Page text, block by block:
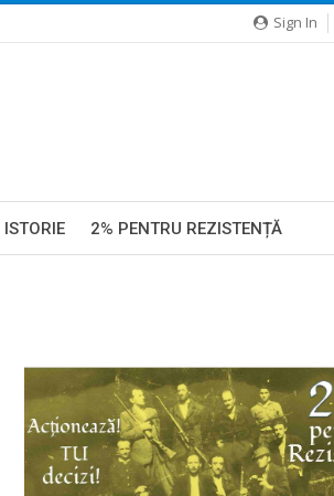
Sign In
ISTORIE 2% PENTRU REZISTENȚĂ